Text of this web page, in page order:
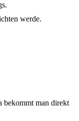
werde.
bekommt man direkt